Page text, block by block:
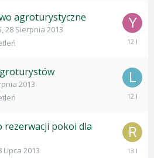
agroturystyczne
,28 Sierpnia 2013
28
2013
14
rezerwacji pokoi dla
Lipca 2013